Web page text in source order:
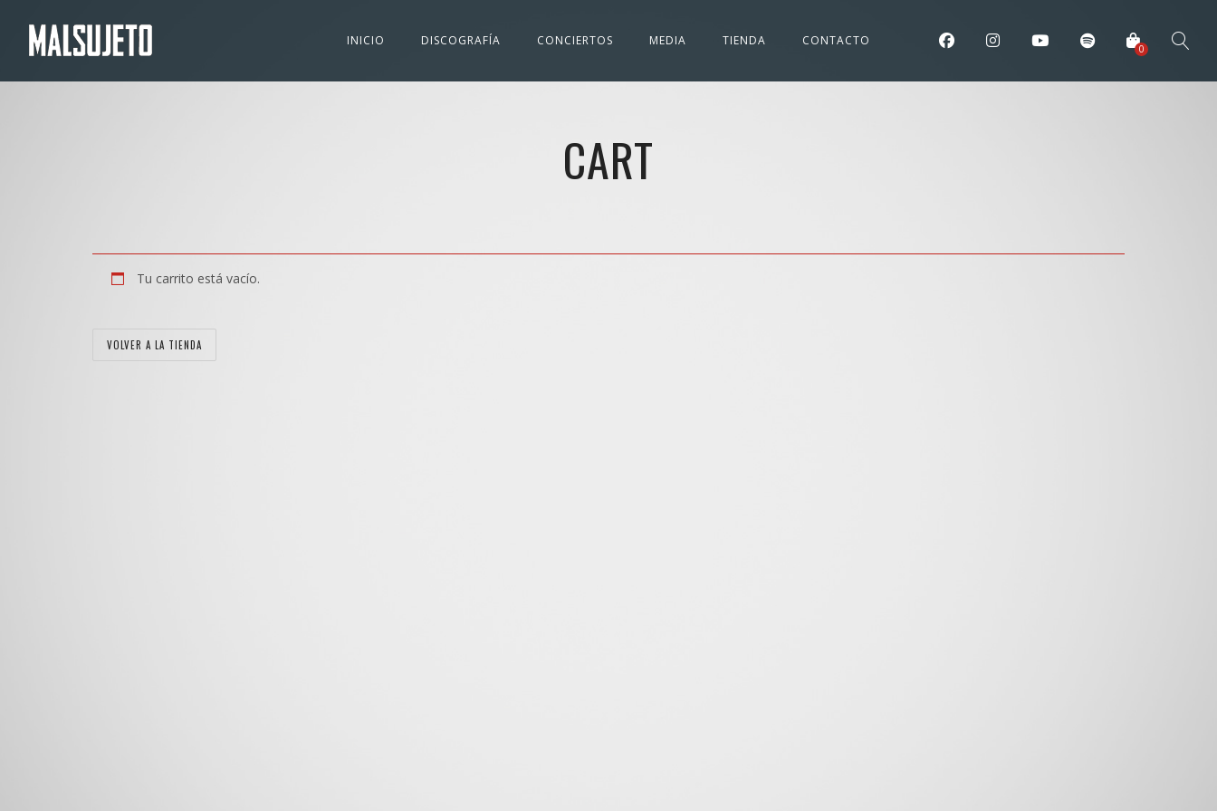
0
INICIO DISCOGRAFÍA CONCIERTOS MEDIA TIENDA CONTACTO
CART
Tu carrito está vacío.
VOLVER A LA TIENDA